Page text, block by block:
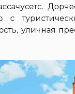
уличная